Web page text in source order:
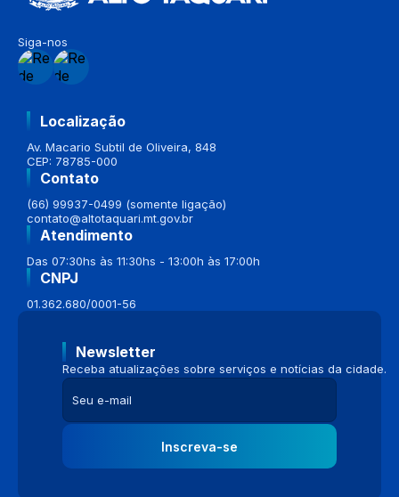
Siga-nos
Localização
Av. Macario Subtil de Oliveira, 848
CEP: 78785-000
Contato
(66) 99937-0499 (somente ligação)
contato@altotaquari.mt.gov.br
Atendimento
Das 07:30hs às 11:30hs - 13:00h às 17:00h
CNPJ
01.362.680/0001-56
Newsletter
Receba atualizações sobre serviços e notícias da cidade.
Inscreva-se